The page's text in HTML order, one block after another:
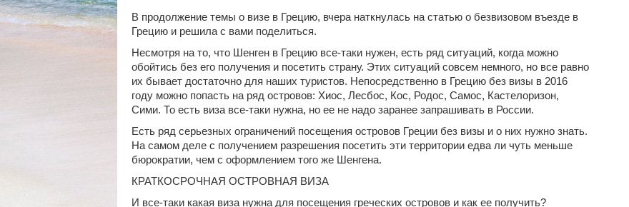
В продолжение темы о визе в Грецию, вчера наткнулась на статью о безвизовом въезде в
Грецию и решила с вами поделиться.
Несмотря на то, что Шенген в Грецию все-таки нужен, есть ряд ситуаций, когда можно
обойтись без его получения и посетить страну. Этих ситуаций совсем немного, но все равно
их бывает достаточно для наших туристов. Непосредственно в Грецию без визы в 2016
году можно попасть на ряд островов: Хиос, Лесбос, Кос, Родос, Самос, Кастелоризон,
Сими. То есть виза все-таки нужна, но ее не надо заранее запрашивать в России.
Есть ряд серьезных ограничений посещения островов Греции без визы и о них нужно знать.
На самом деле с получением разрешения посетить эти территории едва ли чуть меньше
бюрократии, чем с оформлением того же Шенгена.
КРАТКОСРОЧНАЯ ОСТРОВНАЯ ВИЗА
И все-таки какая виза нужна для посещения греческих островов и как ее получить?